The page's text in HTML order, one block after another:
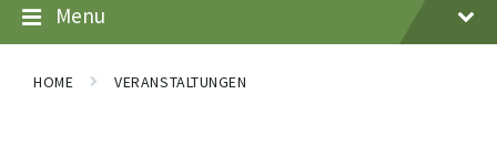
Menu
HOME VERANSTALTUNGEN